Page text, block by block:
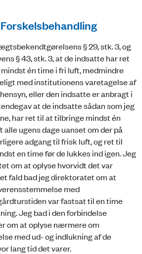
§ 29, stk. 3, og
§ 43, stk. 3, at de indsatte har ret
én time i fri luft, medmindre
med institutionens varetagelse af
eller den indsatte er anbragt i
at de indsatte sådan som jeg
har ret til at tilbringe mindst én
ugens dage uanset om der på
adgang til frisk luft, og ret til
en time før de lukkes ind igen. Jeg
om at oplyse hvorvidt det var
fald bad jeg direktoratet om at
med
var fastsat til en time
Jeg bad i den forbindelse
om at oplyse nærmere om
med ud- og indlukning af de
lang tid det varer.